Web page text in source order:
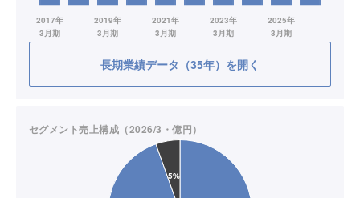
長期業績データ（35年）を開く
セグメント売上構成（2026/3・億円）